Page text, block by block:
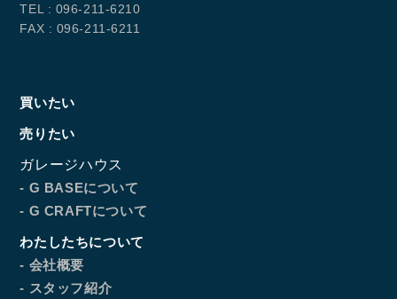
TEL : 096-211-6210
FAX : 096-211-6211
買いたい
売りたい
ガレージハウス
- G BASEについて
- G CRAFTについて
わたしたちについて
- 会社概要
- スタッフ紹介